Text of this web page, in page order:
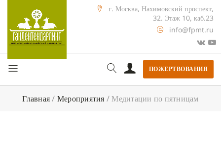
г. Москва, Нахимовский проспект,
32. Этаж 10, каб.23
info@fpmt.ru
ПОЖЕРТВОВАНИЯ
Главная/ Мероприятия / Медитации по пятницам